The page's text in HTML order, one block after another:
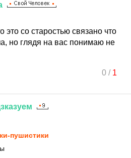
это со старостью связано что
но глядя на вас понимаю не
0/ 1
пушистики